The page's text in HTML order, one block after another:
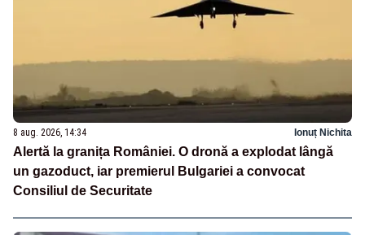
8 aug. 2026, 14:34 Ionuț Nichita
Alertă la granița României. O dronă a explodat lângă
un gazoduct, iar premierul Bulgariei a convocat
Consiliul de Securitate